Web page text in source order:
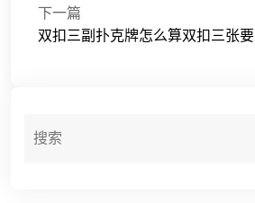
下一篇
双扣三副扑克牌怎么算双扣三张